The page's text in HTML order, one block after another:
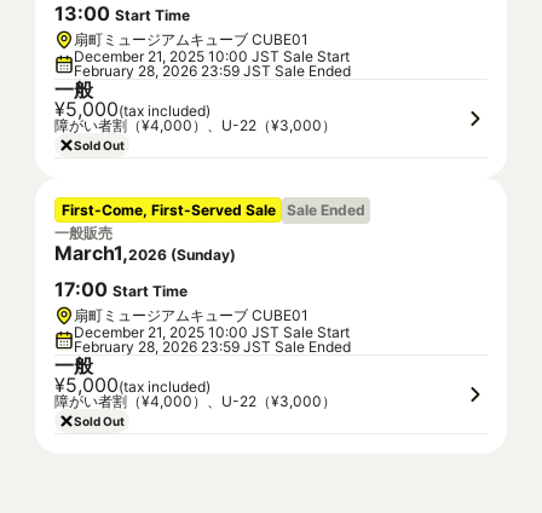
13:00 Start Time
扇町ミュージアムキューブ CUBE01
December 21, 2025 10:00 JST Sale Start
February 28, 2026 23:59 JST Sale Ended
一般
¥5,000(tax included)
障がい者割（¥4,000）、U-22（¥3,000）
Sold Out
First-Come, First-Served Sale Sale Ended
一般販売
March1,2026 (Sunday)
17:00 Start Time
扇町ミュージアムキューブ CUBE01
December 21, 2025 10:00 JST Sale Start
February 28, 2026 23:59 JST Sale Ended
一般
¥5,000(tax included)
障がい者割（¥4,000）、U-22（¥3,000）
Sold Out